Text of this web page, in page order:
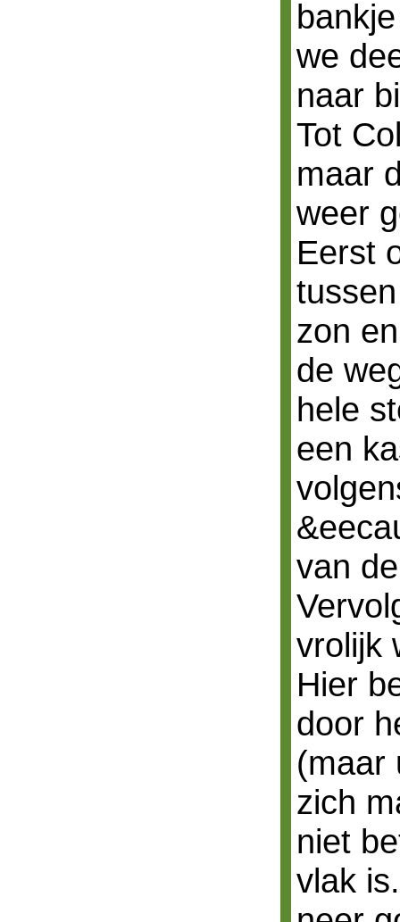
we
naar
Tot
maar
weer
Eerst
zon
de
hele
een
van
vrolijk
Hier
door
(maar
zich
niet
vlak